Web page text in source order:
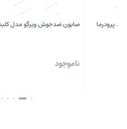
صابون ضدجوش ویرگو مدل کلیندا
پن
بستن